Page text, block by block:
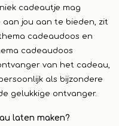
cadeautje mag
aan jou aan te bieden, zit
cadeaudoos en
cadeaudoos
van het cadeau,
als bijzondere
gelukkige ontvanger.
laten maken?